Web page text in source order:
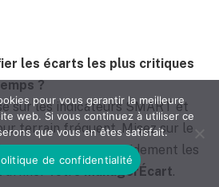
les écarts les plus critiques
?
sur les indicateurs SMART et
terrain fréquent. Misez sur le
pour repérer rapidement les
affiner votreManagerÉcart.
pour vous garantir la meilleure
web. Si vous continuez à utiliser ce
que vous en êtes satisfait.
de confidentialité